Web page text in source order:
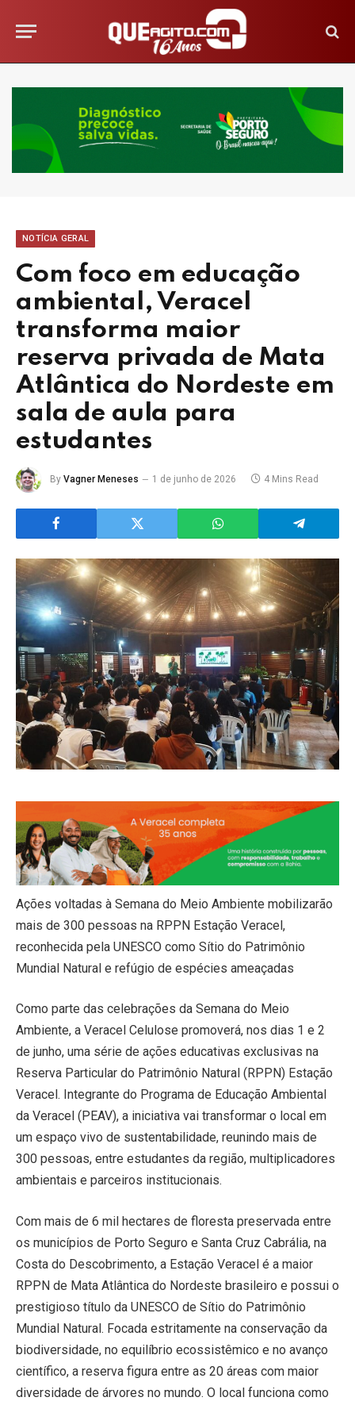
NOTÍCIA GERAL
Com foco em educação
ambiental, Veracel
transforma maior
reserva privada de Mata
Atlântica do Nordeste em
sala de aula para
estudantes
By Vagner Meneses 1 de junho de 2026 4 Mins Read
Ações voltadas à Semana do Meio Ambiente mobilizarão
mais de 300 pessoas na RPPN Estação Veracel,
reconhecida pela UNESCO como Sítio do Patrimônio
Mundial Natural e refúgio de espécies ameaçadas
Como parte das celebrações da Semana do Meio
Ambiente, a Veracel Celulose promoverá, nos dias 1 e 2
de junho, uma série de ações educativas exclusivas na
Reserva Particular do Patrimônio Natural (RPPN) Estação
Veracel. Integrante do Programa de Educação Ambiental
da Veracel (PEAV), a iniciativa vai transformar o local em
um espaço vivo de sustentabilidade, reunindo mais de
300 pessoas, entre estudantes da região, multiplicadores
ambientais e parceiros institucionais.
Com mais de 6 mil hectares de floresta preservada entre
os municípios de Porto Seguro e Santa Cruz Cabrália, na
Costa do Descobrimento, a Estação Veracel é a maior
RPPN de Mata Atlântica do Nordeste brasileiro e possui o
prestigioso título da UNESCO de Sítio do Patrimônio
Mundial Natural. Focada estritamente na conservação da
biodiversidade, no equilíbrio ecossistêmico e no avanço
científico, a reserva figura entre as 20 áreas com maior
diversidade de árvores no mundo. O local funciona como